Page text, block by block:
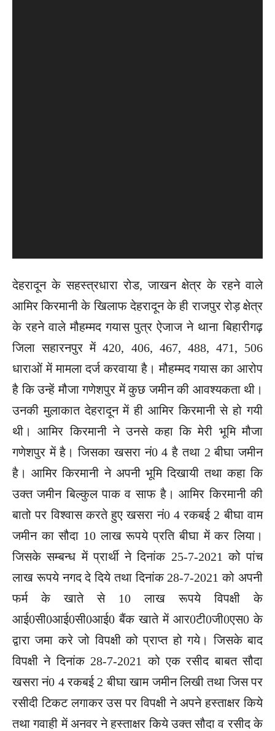
देहरादून के सहस्त्रधारा रोड, जाखन क्षेत्र के रहने वाले
आमिर किरमानी के खिलाफ देहरादून के ही राजपुर रोड़ क्षेत्र
के रहने वाले मौहम्मद गयास पुत्र ऐजाज ने थाना बिहारीगढ़
जिला सहारनपुर में 420, 406, 467, 488, 471, 506
धाराओं में मामला दर्ज करवाया है। मौहम्मद गयास का आरोप
है कि उन्हें मौजा गणेशपुर में कुछ जमीन की आवश्यकता थी।
उनकी मुलाकात देहरादून में ही आमिर किरमानी से हो गयी
थी। आमिर किरमानी ने उनसे कहा कि मेरी भूमि मौजा
गणेशपुर में है। जिसका खसरा नं0 4 है तथा 2 बीघा जमीन
है। आमिर किरमानी ने अपनी भूमि दिखायी तथा कहा कि
उक्त जमीन बिल्कुल पाक व साफ है। आमिर किरमानी की
बातो पर विश्वास करते हुए खसरा नं0 4 रकबई 2 बीघा वाम
जमीन का सौदा 10 लाख रूपये प्रति बीघा में कर लिया।
जिसके सम्बन्ध में प्रार्थी ने दिनांक 25-7-2021 को पांच
लाख रूपये नगद दे दिये तथा दिनांक 28-7-2021 को अपनी
फर्म के खाते से 10 लाख रूपये विपक्षी के
आई0सी0आई0सी0आई0 बैंक खाते में आर0टी0जी0एस0 के
द्वारा जमा करे जो विपक्षी को प्राप्त हो गये। जिसके बाद
विपक्षी ने दिनांक 28-7-2021 को एक रसीद बाबत सौदा
खसरा नं0 4 रकबई 2 बीघा खाम जमीन लिखी तथा जिस पर
रसीदी टिकट लगाकर उस पर विपक्षी ने अपने हस्ताक्षर किये
तथा गवाही में अनवर ने हस्ताक्षर किये उक्त सौदा व रसीद के